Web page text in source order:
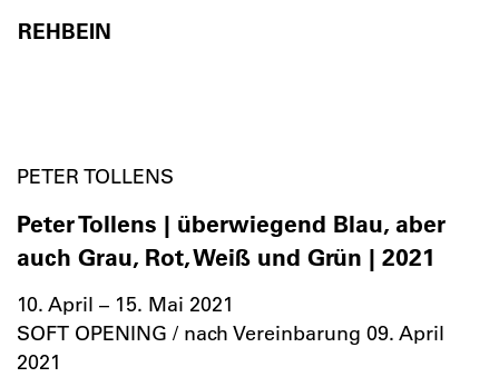
Skip to content
REHBEIN
PETER TOLLENS
Peter Tollens | überwiegend Blau, aber
auch Grau, Rot, Weiß und Grün | 2021
10. April – 15. Mai 2021
SOFT OPENING / nach Vereinbarung 09. April
2021